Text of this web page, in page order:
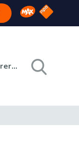
Omroep MAX
NPO
Registreren